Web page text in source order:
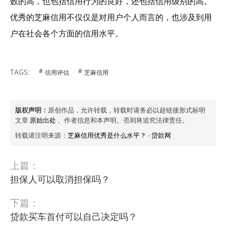
优秀的芝麻信用不仅仅是对用户个人而言的，也涉及到用
户在社会各个方面的信用水平。
TAGS: 信用评估 芝麻信用
版权声明： 原创作品，允许转载，转载时请务必以超链接形式标明
文章 原始出处 、作者信息和本声明。否则将追究法律责任。
转载请注明来源： 芝麻信用优秀是什么水平？ -贷款网
上篇：
担保人可以取消担保吗？
下篇：
贷款买车首付可以自己决定吗？